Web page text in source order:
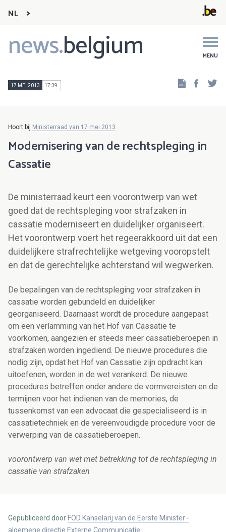
NL
news.belgium MENU
Main
navigation
17 MEI 2013 17:39
Hoort bij Ministerraad van 17 mei 2013
Modernisering van de rechtspleging in
Cassatie
De ministerraad keurt een voorontwerp van wet
goed dat de rechtspleging voor strafzaken in
cassatie moderniseert en duidelijker organiseert.
Het voorontwerp voert het regeerakkoord uit dat een
duidelijkere strafrechtelijke wetgeving vooropstelt
en dat de gerechtelijke achterstand wil wegwerken.
De bepalingen van de rechtspleging voor strafzaken in
cassatie worden gebundeld en duidelijker
georganiseerd. Daarnaast wordt de procedure aangepast
om een verlamming van het Hof van Cassatie te
voorkomen, aangezien er steeds meer cassatieberoepen in
strafzaken worden ingediend. De nieuwe procedures die
nodig zijn, opdat het Hof van Cassatie zijn opdracht kan
uitoefenen, worden in de wet verankerd. De nieuwe
procedures betreffen onder andere de vormvereisten en de
termijnen voor het indienen van de memories, de
tussenkomst van een advocaat die gespecialiseerd is in
cassatietechniek en de vereenvoudigde procedure voor de
verwerping van de cassatieberoepen.
voorontwerp van wet met betrekking tot de rechtspleging in
cassatie van strafzaken
Gepubliceerd door FOD Kanselarij van de Eerste Minister -
algemene directie Externe Communicatie